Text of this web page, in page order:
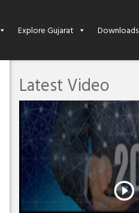
Explore Gujarat Downloads
Latest Video